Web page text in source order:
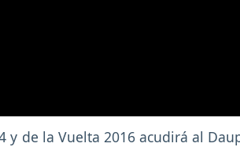
de la Vuelta 2016 acudirá al